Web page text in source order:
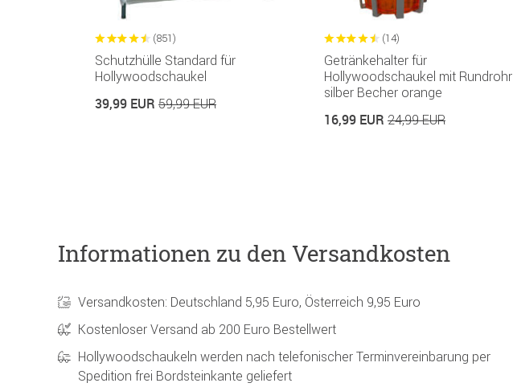
(851)
Schutzhülle Standard für
Hollywoodschaukel
39,99 EUR 59,99 EUR
(14)
Getränkehalter für
Hollywoodschaukel mit Rundrohr
silber Becher orange
16,99 EUR 24,99 EUR
Informationen zu den Versandkosten
Versandkosten: Deutschland 5,95 Euro, Österreich 9,95 Euro
Kostenloser Versand ab 200 Euro Bestellwert
Hollywoodschaukeln werden nach telefonischer Terminvereinbarung per
Spedition frei Bordsteinkante geliefert